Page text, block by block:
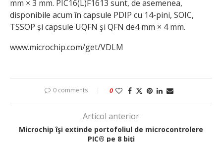
mm × 3 mm. PIC16(L)F1613 sunt, de asemenea,
disponibile acum în capsule PDIP cu 14-pini, SOIC,
TSSOP și capsule UQFN şi QFN de4 mm × 4 mm.
www.microchip.com/get/VDLM
0 comments 0
Articol anterior
Microchip îşi extinde portofoliul de microcontrolere
PIC® pe 8 biţi